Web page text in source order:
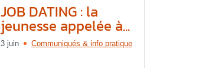
JOB DATING : la
jeunesse appelée à...
3 juin Communiqués & info pratique